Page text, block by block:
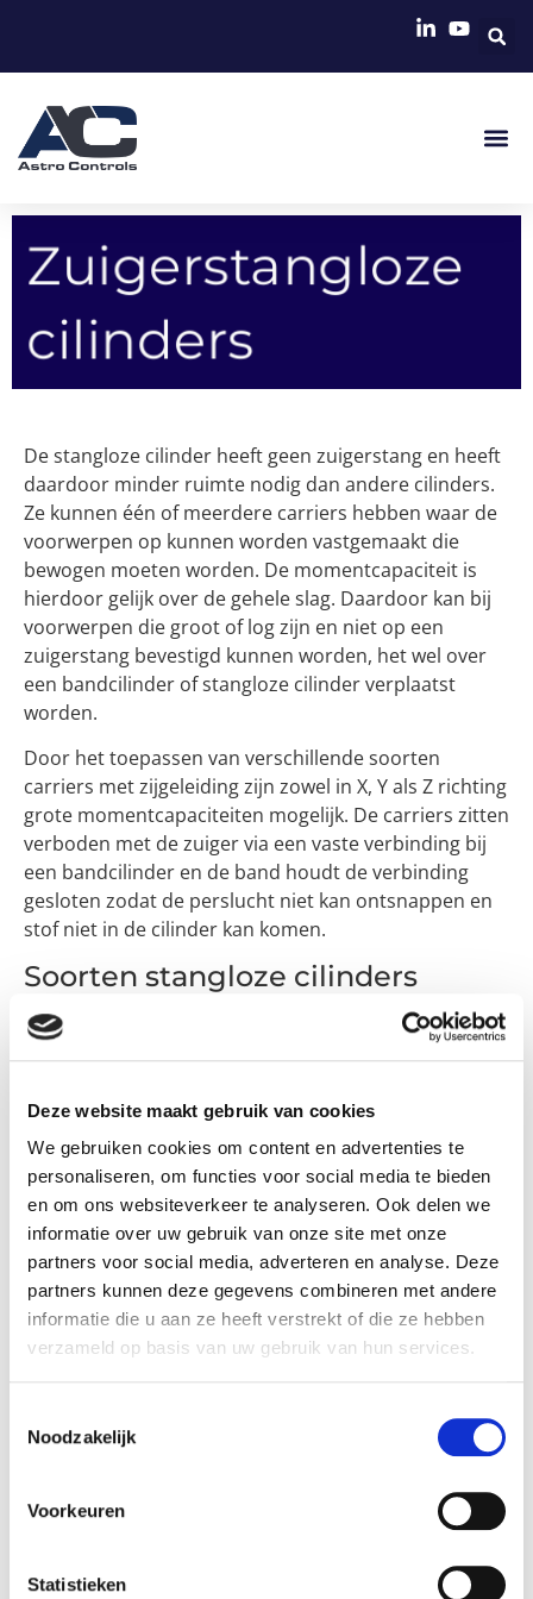
Deze website maakt gebruik van cookies
We gebruiken cookies om content en advertenties te
personaliseren, om functies voor social media te bieden
en om ons websiteverkeer te analyseren. Ook delen we
informatie over uw gebruik van onze site met onze
partners voor social media, adverteren en analyse. Deze
partners kunnen deze gegevens combineren met andere
informatie die u aan ze heeft verstrekt of die ze hebben
verzameld op basis van uw gebruik van hun services.
Noodzakelijk
Voorkeuren
Statistieken
Zuigerstangloze
cilinders
De stangloze cilinder heeft geen zuigerstang en heeft
daardoor minder ruimte nodig dan andere cilinders.
Ze kunnen één of meerdere carriers hebben waar de
voorwerpen op kunnen worden vastgemaakt die
bewogen moeten worden. De momentcapaciteit is
hierdoor gelijk over de gehele slag. Daardoor kan bij
voorwerpen die groot of log zijn en niet op een
zuigerstang bevestigd kunnen worden, het wel over
een bandcilinder of stangloze cilinder verplaatst
worden.
Door het toepassen van verschillende soorten
carriers met zijgeleiding zijn zowel in X, Y als Z richting
grote momentcapaciteiten mogelijk. De carriers zitten
verboden met de zuiger via een vaste verbinding bij
een bandcilinder en de band houdt de verbinding
gesloten zodat de perslucht niet kan ontsnappen en
stof niet in de cilinder kan komen.
Soorten stangloze cilinders
Er zijn drie soorten cilinders te onderscheiden. De
magnetisch gekoppelde cilinders, de kabelcilinders en
1 ] Magnetisch gekoppelde cilinders
Bij de magnetisch gekoppelde cilinder is er sprake van
een sterke magneet op zowel de zuiger als de carrier
aan de buitenzijde. Het voordeel is dat deze ook
eventueel in vochtige omgeving uit de voeten kan.
2 ] Kabelcilinders
Kabelcilinders hebben een nylon kabel die over twee
transportsystemen in omgevingen met hoge
temperaturen kan hierdoor de cilinder buiten de hete
zone geplaatst worden en de kabel door de hitte
lopen (denk bijvoorbeeld aan ovens in bakkerijen).